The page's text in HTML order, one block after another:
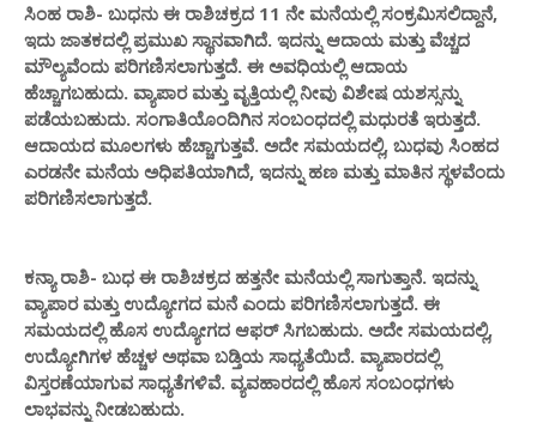
ಸಿಂಹ ರಾಶಿ- ಬುಧನು ಈ ರಾಶಿಚಕ್ರದ 11 ನೇ ಮನೆಯಲ್ಲಿ ಸಂಕ್ರಮಿಸಲಿದ್ದಾನೆ,
ಇದು ಜಾತಕದಲ್ಲಿ ಪ್ರಮುಖ ಸ್ಥಾನವಾಗಿದೆ. ಇದನ್ನು ಆದಾಯ ಮತ್ತು ವೆಚ್ಚದ
ಮೌಲ್ಯವೆಂದು ಪರಿಗಣಿಸಲಾಗುತ್ತದೆ. ಈ ಅವಧಿಯಲ್ಲಿ ಆದಾಯ
ಹೆಚ್ಚಾಗಬಹುದು. ವ್ಯಾಪಾರ ಮತ್ತು ವೃತ್ತಿಯಲ್ಲಿ ನೀವು ವಿಶೇಷ ಯಶಸ್ಸನ್ನು
ಪಡೆಯಬಹುದು. ಸಂಗಾತಿಯೊಂದಿಗಿನ ಸಂಬಂಧದಲ್ಲಿ ಮಧುರತೆ ಇರುತ್ತದೆ.
ಆದಾಯದ ಮೂಲಗಳು ಹೆಚ್ಚಾಗುತ್ತವೆ. ಅದೇ ಸಮಯದಲ್ಲಿ, ಬುಧವು ಸಿಂಹದ
ಎರಡನೇ ಮನೆಯ ಅಧಿಪತಿಯಾಗಿದೆ, ಇದನ್ನು ಹಣ ಮತ್ತು ಮಾತಿನ ಸ್ಥಳವೆಂದು
ಪರಿಗಣಿಸಲಾಗುತ್ತದೆ.
ಕನ್ಯಾ ರಾಶಿ- ಬುಧ ಈ ರಾಶಿಚಕ್ರದ ಹತ್ತನೇ ಮನೆಯಲ್ಲಿ ಸಾಗುತ್ತಾನೆ. ಇದನ್ನು
ವ್ಯಾಪಾರ ಮತ್ತು ಉದ್ಯೋಗದ ಮನೆ ಎಂದು ಪರಿಗಣಿಸಲಾಗುತ್ತದೆ. ಈ
ಸಮಯದಲ್ಲಿ ಹೊಸ ಉದ್ಯೋಗದ ಆಫರ್ ಸಿಗಬಹುದು. ಅದೇ ಸಮಯದಲ್ಲಿ,
ಉದ್ಯೋಗಿಗಳ ಹೆಚ್ಚಳ ಅಥವಾ ಬಡ್ತಿಯ ಸಾಧ್ಯತೆಯಿದೆ. ವ್ಯಾಪಾರದಲ್ಲಿ
ವಿಸ್ತರಣೆಯಾಗುವ ಸಾಧ್ಯತೆಗಳಿವೆ. ವ್ಯವಹಾರದಲ್ಲಿ ಹೊಸ ಸಂಬಂಧಗಳು
ಲಾಭವನ್ನು ನೀಡಬಹುದು.